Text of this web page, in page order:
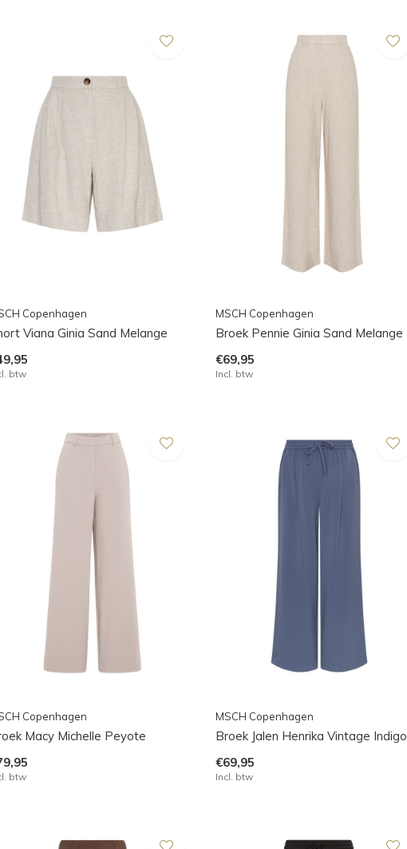
Copenhagen
Viana Ginia Sand Melange
btw
MSCH Copenhagen
Broek Pennie Ginia Sand Melange
€69,95
Incl. btw
Copenhagen
Macy Michelle Peyote
btw
MSCH Copenhagen
Broek Jalen Henrika Vintage Indigo
€69,95
Incl. btw